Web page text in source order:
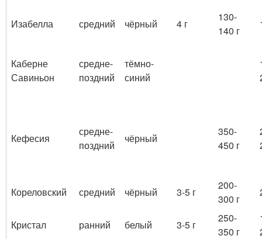
Изабелла средний чёрный 4 г
130-
140 г
Каберне
Савиньон
средне-
поздний
тёмно-
синий
Кефесия
средне-
поздний
чёрный
350-
450 г
Кореловский средний чёрный 3-5 г
200-
300 г
Кристал ранний белый 3-5 г
250-
350 г